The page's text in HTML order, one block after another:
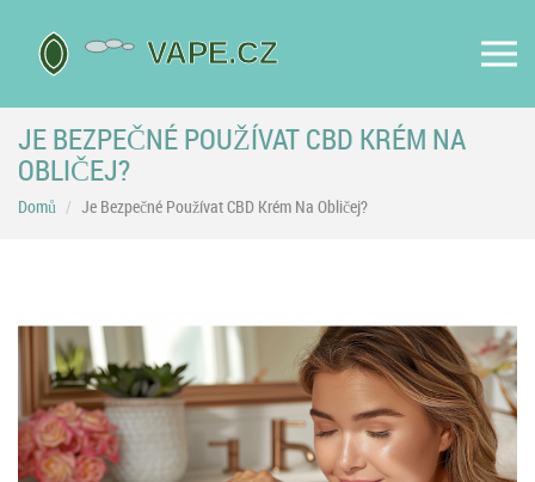
JE BEZPEČNÉ POUŽÍVAT CBD KRÉM NA
OBLIČEJ?
Domů Je Bezpečné Používat CBD Krém Na Obličej?